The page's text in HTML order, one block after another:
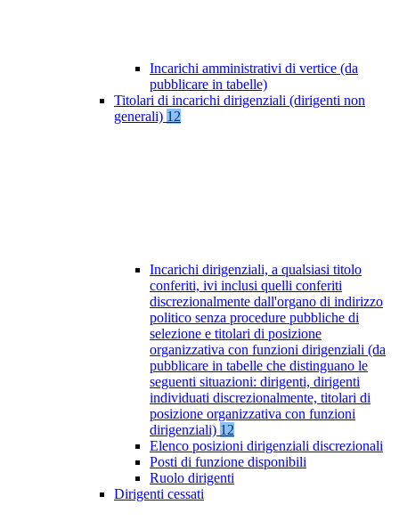
Incarichi amministrativi di vertice (da
pubblicare in tabelle)
Titolari di incarichi dirigenziali (dirigenti non
generali) 12
Incarichi dirigenziali, a qualsiasi titolo
conferiti, ivi inclusi quelli conferiti
discrezionalmente dall'organo di indirizzo
politico senza procedure pubbliche di
selezione e titolari di posizione
organizzativa con funzioni dirigenziali (da
pubblicare in tabelle che distinguano le
seguenti situazioni: dirigenti, dirigenti
individuati discrezionalmente, titolari di
posizione organizzativa con funzioni
dirigenziali) 12
Elenco posizioni dirigenziali discrezionali
Posti di funzione disponibili
Ruolo dirigenti
Dirigenti cessati